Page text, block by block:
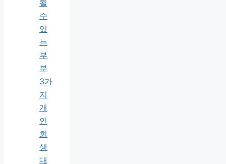
될
수
있
는
부
분
3가
지
개
인
회
생
대